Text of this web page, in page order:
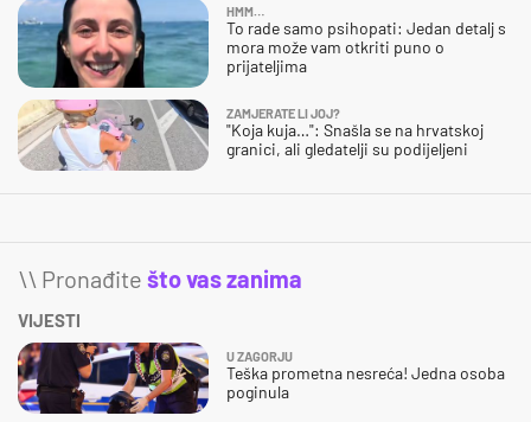
HMM…
To rade samo psihopati: Jedan detalj s
mora može vam otkriti puno o
prijateljima
ZAMJERATE LI JOJ?
"Koja kuja…": Snašla se na hrvatskoj
granici, ali gledatelji su podijeljeni
\\ Pronađite što vas zanima
VIJESTI
U ZAGORJU
Teška prometna nesreća! Jedna osoba
poginula